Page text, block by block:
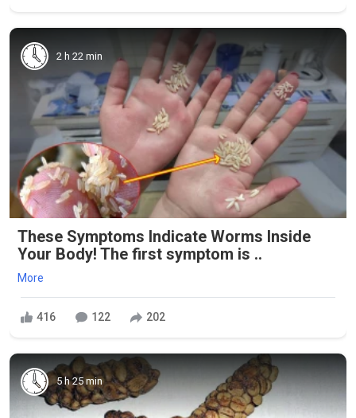
2 h 22 min
These Symptoms Indicate Worms Inside
Your Body! The first symptom is ..
More
416 122 202
5 h 25 min